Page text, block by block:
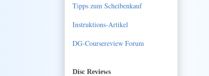
Tipps zum Scheibenkauf
Instruktions-Artikel
DG-Coursereview Forum
Disc Reviews